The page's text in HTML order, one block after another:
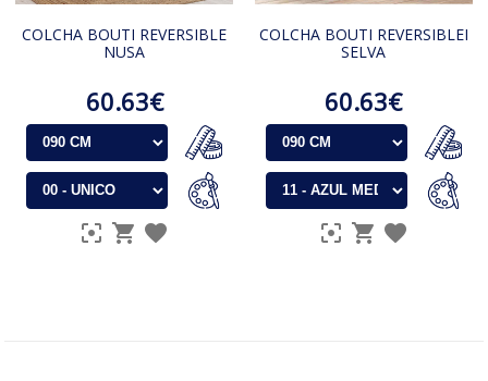
COLCHA BOUTI REVERSIBLE
NUSA
60.63€
COLCHA BOUTI REVERSIBLEI
SELVA
60.63€